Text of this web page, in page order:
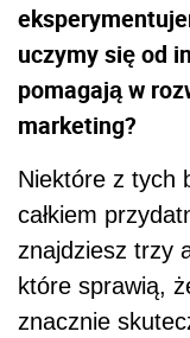
uczymy się od
pomagają w
marketing?
Niektóre z tych
całkiem
znajdziesz trzy
które sprawią,
znacznie